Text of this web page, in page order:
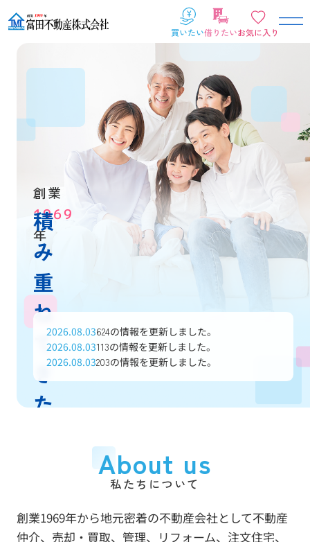
創業
1969
年
積
み
重
ね
て
き
た
実
2026.08.03624の情報を更新しました。
2026.08.03113の情報を更新しました。
2026.08.03203の情報を更新しました。
About us
私たちについて
創業1969年から地元密着の不動産会社として不動産
仲介、売却・買取、管理、リフォーム、注文住宅、